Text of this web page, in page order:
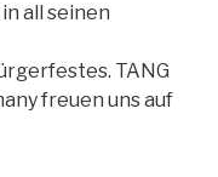
all seinen
TANG
freuen uns auf